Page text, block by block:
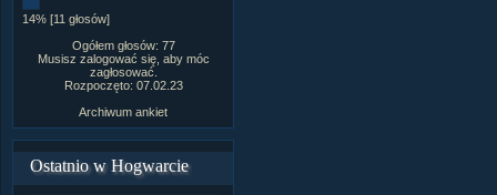
14% [11 głosów]
Ogółem głosów: 77
Musisz zalogować się, aby móc
zagłosować.
Rozpoczęto: 07.02.23
Archiwum ankiet
Ostatnio w Hogwarcie